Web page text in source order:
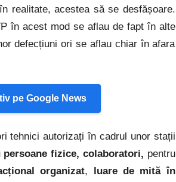
realitate, acestea să se desfășoare.
în acest mod se aflau de fapt în alte
defecțiuni ori se aflau chiar în afara
pe Google News
tehnici autorizați în cadrul unor stații
fizice, colaboratori, pentru
organizat, luare de mită în